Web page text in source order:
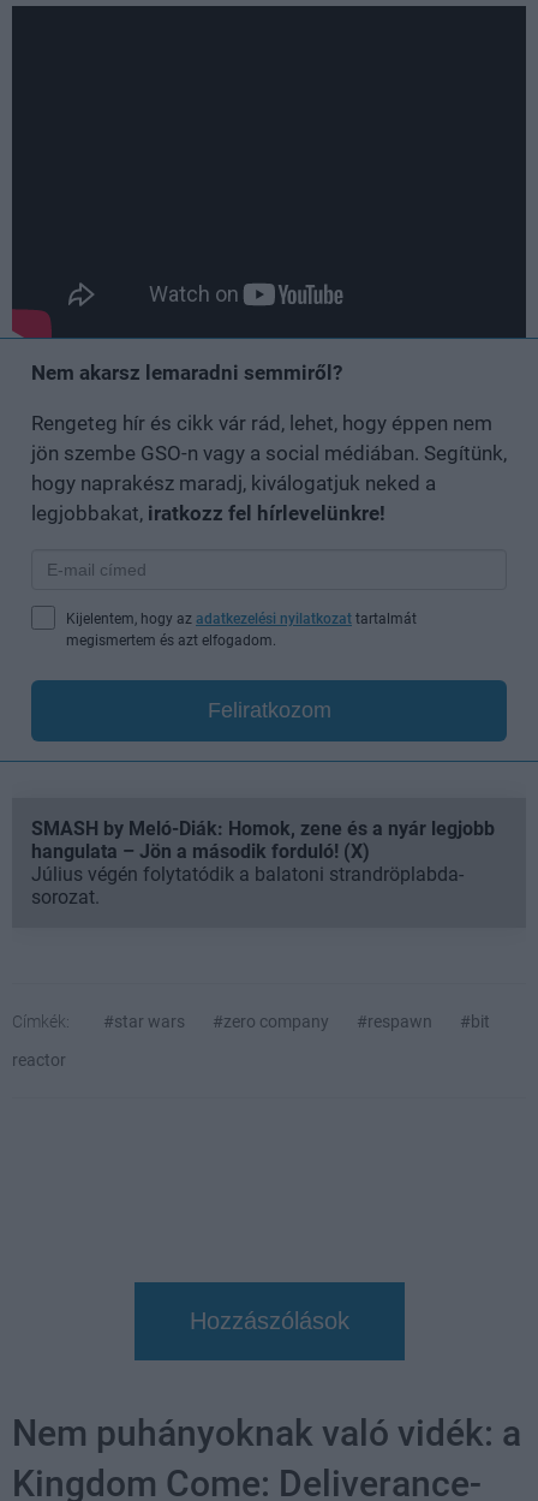
Nem akarsz lemaradni semmiről?
Rengeteg hír és cikk vár rád, lehet, hogy éppen nem
jön szembe GSO-n vagy a social médiában. Segítünk,
hogy naprakész maradj, kiválogatjuk neked a
legjobbakat, iratkozz fel hírlevelünkre!
Kijelentem, hogy az adatkezelési nyilatkozat tartalmát
megismertem és azt elfogadom.
Feliratkozom
SMASH by Meló-Diák: Homok, zene és a nyár legjobb
hangulata – Jön a második forduló! (X)
Július végén folytatódik a balatoni strandröplabda-
sorozat.
Címkék: #star wars #zero company #respawn
#bit
reactor
Hozzászólások
Nem puhányoknak való vidék: a
Kingdom Come: Deliverance-